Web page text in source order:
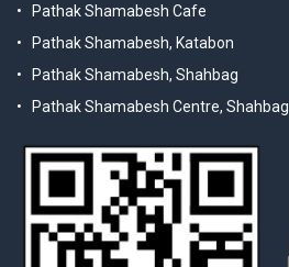
Pathak Shamabesh Cafe
Pathak Shamabesh, Katabon
Pathak Shamabesh, Shahbag
Pathak Shamabesh Centre, Shahbag